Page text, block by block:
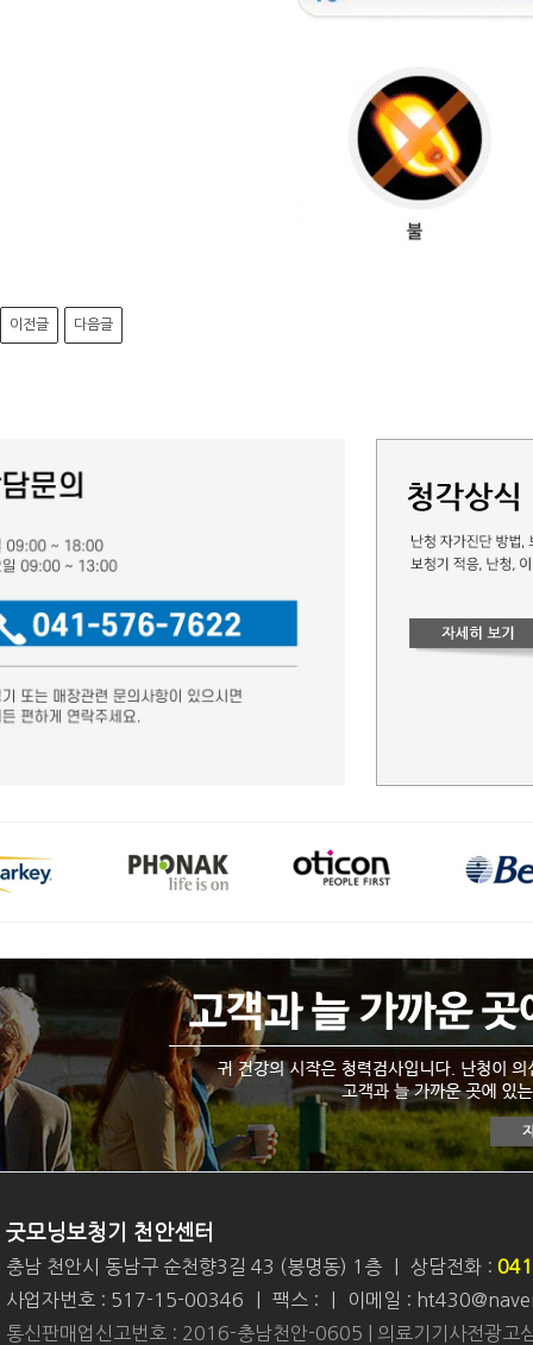
이전글 다음글
굿모닝보청기 천안센터
충남 천안시 동남구 순천향3길 43 (봉명동) 1층 상담전화 :
사업자번호 : 517-15-00346
팩스 :
이메일 :
통신판매업신고번호 : 2016-충남천안-0605 | 의료기기사전광고